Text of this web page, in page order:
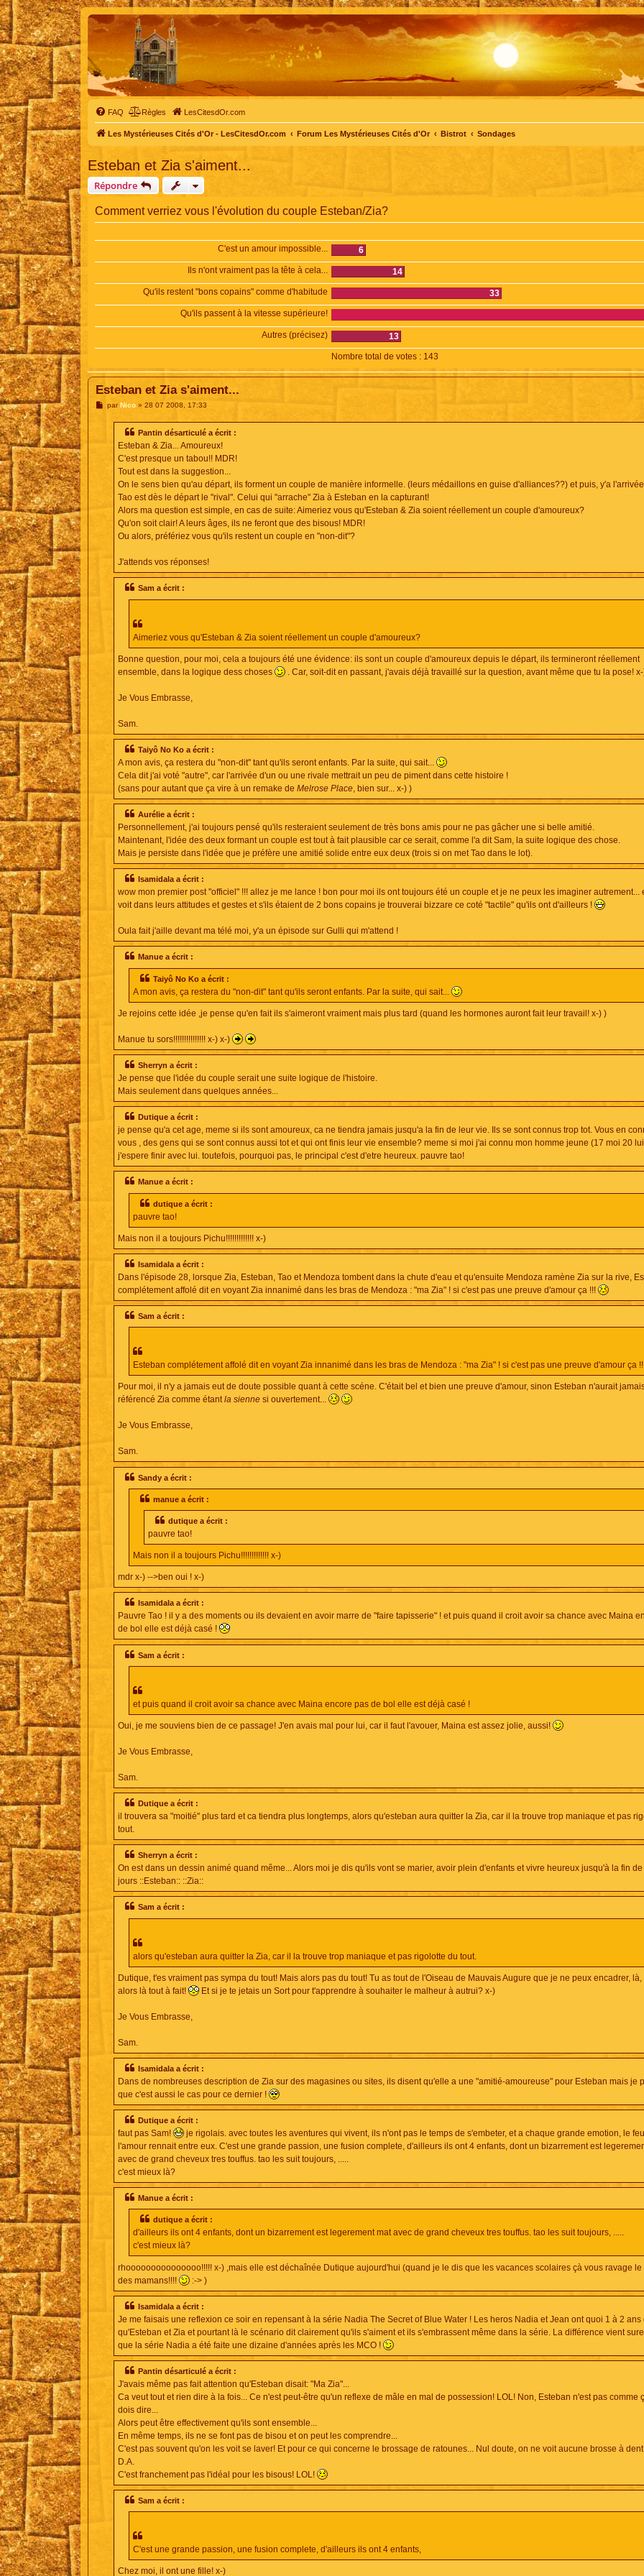
FAQ Règles LesCitesdOr.com
Les Mystérieuses Cités d'Or - LesCitesdOr.com Forum Les Mystérieuses Cités d'Or Bistrot Sondages
Esteban et Zia s'aiment...
Répondre
Comment verriez vous l'évolution du couple Esteban/Zia?
C'est un amour impossible...
6
Ils n'ont vraiment pas la tête à cela...
14
Qu'ils restent "bons copains" comme d'habitude
33
Qu'ils passent à la vitesse supérieure!
Autres (précisez)
13
Nombre total de votes : 143
Esteban et Zia s'aiment...
MparNico» 28 07 2008, 17:33
Pantin désarticulé a écrit :
Esteban & Zia... Amoureux!
C'est presque un tabou!! MDR!
Tout est dans la suggestion...
On le sens bien qu'au départ, ils forment un couple de manière informelle. (leurs médaillons en guise d'alliances??) et puis, y'a
Tao est dès le départ le "rival". Celui qui "arrache" Zia à Esteban en la capturant!
Alors ma question est simple, en cas de suite: Aimeriez vous qu'Esteban & Zia soient réellement un couple d'amoureux?
Qu'on soit clair! A leurs âges, ils ne feront que des bisous! MDR!
Ou alors, préfériez vous qu'ils restent un couple en "non-dit"?
J'attends vos réponses!
Sam a écrit :
Aimeriez vous qu'Esteban & Zia soient réellement un couple d'amoureux?
Bonne question, pour moi, cela a toujours été une évidence: ils sont un couple d'amoureux depuis le départ, ils termineront réellement
ensemble, dans la logique dess choses
. Car, soit-dit en passant, j'avais déjà travaillé sur la question, avant même que tu la pose!
Je Vous Embrasse,
Sam.
Taiyô No Ko a écrit :
A mon avis, ça restera du "non-dit" tant qu'ils seront enfants. Par la suite, qui sait...
Cela dit j'ai voté "autre", car l'arrivée d'un ou une rivale mettrait un peu de piment dans cette histoire !
(sans pour autant que ça vire à un remake de Melrose Place, bien sur... x-) )
Aurélie a écrit :
Personnellement, j'ai toujours pensé qu'ils resteraient seulement de très bons amis pour ne pas gâcher une si belle amitié.
Maintenant, l'idée des deux formant un couple est tout à fait plausible car ce serait, comme l'a dit Sam, la suite logique des chose.
Mais je persiste dans l'idée que je préfère une amitié solide entre eux deux (trois si on met Tao dans le lot).
Isamidala a écrit :
wow mon premier post "officiel" !!! allez je me lance ! bon pour moi ils ont toujours été un couple et je ne peux les imaginer autrement...
voit dans leurs attitudes et gestes et s'ils étaient de 2 bons copains je trouverai bizzare ce coté "tactile" qu'ils ont d'ailleurs !
Oula fait j'aille devant ma télé moi, y'a un épisode sur Gulli qui m'attend !
Manue a écrit :
Taiyô No Ko a écrit :
A mon avis, ça restera du "non-dit" tant qu'ils seront enfants. Par la suite, qui sait...
Je rejoins cette idée ,je pense qu'en fait ils s'aimeront vraiment mais plus tard (quand les hormones auront fait leur travail! x-) )
Manue tu sors!!!!!!!!!!!!!!! x-) x-)
Sherryn a écrit :
Je pense que l'idée du couple serait une suite logique de l'histoire.
Mais seulement dans quelques années...
Dutique a écrit :
je pense qu'a cet age, meme si ils sont amoureux, ca ne tiendra jamais jusqu'a la fin de leur vie. Ils se sont connus trop tot. Vous en
vous , des gens qui se sont connus aussi tot et qui ont finis leur vie ensemble? meme si moi j'ai connu mon homme jeune (17 moi 20
j'espere finir avec lui. toutefois, pourquoi pas, le principal c'est d'etre heureux. pauvre tao!
Manue a écrit :
dutique a écrit :
pauvre tao!
Mais non il a toujours Pichu!!!!!!!!!!!!! x-)
Isamidala a écrit :
Dans l'épisode 28, lorsque Zia, Esteban, Tao et Mendoza tombent dans la chute d'eau et qu'ensuite Mendoza ramène Zia sur la rive,
complétement affolé dit en voyant Zia innanimé dans les bras de Mendoza : "ma Zia" ! si c'est pas une preuve d'amour ça !!!
Sam a écrit :
Esteban complétement affolé dit en voyant Zia innanimé dans les bras de Mendoza : "ma Zia" ! si c'est pas une preuve d'amour ça
Pour moi, il n'y a jamais eut de doute possible quant à cette scéne. C'était bel et bien une preuve d'amour, sinon Esteban n'aurait
référencé Zia comme étantla sienne si ouvertement...
Je Vous Embrasse,
Sam.
Sandy a écrit :
manue a écrit :
dutique a écrit :
pauvre tao!
Mais non il a toujours Pichu!!!!!!!!!!!!! x-)
mdr x-) -->ben oui ! x-)
Isamidala a écrit :
Pauvre Tao ! il y a des moments ou ils devaient en avoir marre de "faire tapisserie" ! et puis quand il croit avoir sa chance avec Maina
de bol elle est déjà casé !
Sam a écrit :
et puis quand il croit avoir sa chance avec Maina encore pas de bol elle est déjà casé !
Oui, je me souviens bien de ce passage! J'en avais mal pour lui, car il faut l'avouer, Maina est assez jolie, aussi!
Je Vous Embrasse,
Sam.
Dutique a écrit :
il trouvera sa "moitié" plus tard et ca tiendra plus longtemps, alors qu'esteban aura quitter la Zia, car il la trouve trop maniaque et pas
tout.
Sherryn a écrit :
On est dans un dessin animé quand même... Alors moi je dis qu'ils vont se marier, avoir plein d'enfants et vivre heureux jusqu'à la fin
jours ::Esteban:: ::Zia::
Sam a écrit :
alors qu'esteban aura quitter la Zia, car il la trouve trop maniaque et pas rigolotte du tout.
Dutique, t'es vraiment pas sympa du tout! Mais alors pas du tout! Tu as tout de l'Oiseau de Mauvais Augure que je ne peux encadrer, là,
alors là tout à fait!
Et si je te jetais un Sort pour t'apprendre à souhaiter le malheur à autrui? x-)
Je Vous Embrasse,
Sam.
Isamidala a écrit :
Dans de nombreuses description de Zia sur des magasines ou sites, ils disent qu'elle a une "amitié-amoureuse" pour Esteban mais je
que c'est aussi le cas pour ce dernier !
Dutique a écrit :
faut pas Sam!
je rigolais. avec toutes les aventures qui vivent, ils n'ont pas le temps de s'embeter, et a chaque grande emotion, le
l'amour rennait entre eux. C'est une grande passion, une fusion complete, d'ailleurs ils ont 4 enfants, dont un bizarrement est
avec de grand cheveux tres touffus. tao les suit toujours, .....
c'est mieux là?
Manue a écrit :
dutique a écrit :
d'ailleurs ils ont 4 enfants, dont un bizarrement est legerement mat avec de grand cheveux tres touffus. tao les suit toujours, .....
c'est mieux là?
rhooooooooooooooo!!!!! x-) ,mais elle est déchaînée Dutique aujourd'hui (quand je le dis que les vacances scolaires çà vous ravage le
des mamans!!!!
:-> )
Isamidala a écrit :
Je me faisais une reflexion ce soir en repensant à la série Nadia The Secret of Blue Water ! Les heros Nadia et Jean ont quoi 1 à 2 ans
qu'Esteban et Zia et pourtant là le scénario dit clairement qu'ils s'aiment et ils s'embrassent même dans la série. La différence vient
que la série Nadia a été faite une dizaine d'années après les MCO !
Pantin désarticulé a écrit :
J'avais même pas fait attention qu'Esteban disait: "Ma Zia"...
Ca veut tout et rien dire à la fois... Ce n'est peut-être qu'un reflexe de mâle en mal de possession! LOL! Non, Esteban n'est pas comme
dois dire...
Alors peut être effectivement qu'ils sont ensemble...
En même temps, ils ne se font pas de bisou et on peut les comprendre...
C'est pas souvent qu'on les voit se laver! Et pour ce qui concerne le brossage de ratounes... Nul doute, on ne voit aucune brosse à
D.A.
C'est franchement pas l'idéal pour les bisous! LOL!
Sam a écrit :
C'est une grande passion, une fusion complete, d'ailleurs ils ont 4 enfants,
Chez moi, il ont une fille! x-)